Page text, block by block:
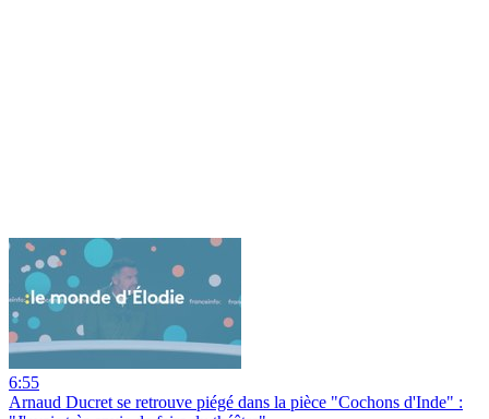
6:55
Arnaud Ducret se retrouve piégé dans la pièce "Cochons d'Inde" :